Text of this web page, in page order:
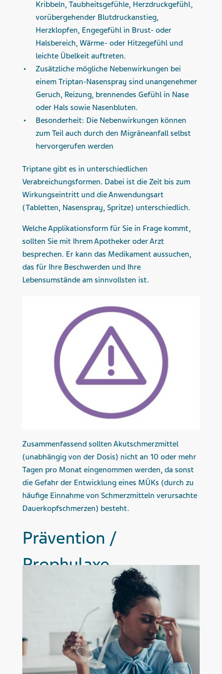
Kribbeln, Taubheitsgefühle, Herzdruckgefühl,
vorübergehender Blutdruckanstieg,
Herzklopfen, Engegefühl in Brust- oder
Halsbereich, Wärme- oder Hitzegefühl und
leichte Übelkeit auftreten.
Zusätzliche mögliche Neben­wirkungen bei
einem Triptan-Nasenspray sind unangenehmer
Geruch, Reizung, brennendes Gefühl in Nase
oder Hals sowie Nasenbluten.
Besonderheit: Die Neben­wirkungen können
zum Teil auch durch den Migräneanfall selbst
hervorgerufen werden
Triptane gibt es in unterschiedlichen
Verabreichungsformen. Dabei ist die Zeit bis zum
Wirkungseintritt und die Anwendungsart
(Tabletten, Nasenspray, Spritze) unterschiedlich.
Welche Applikationsform für Sie in Frage kommt,
sollten Sie mit Ihrem Apotheker oder Arzt
besprechen. Er kann das Medikament aussuchen,
das für Ihre Beschwerden und Ihre
Lebensumstände am sinnvollsten ist.
Zusammenfassend sollten Akutschmerzmittel
(unabhängig von der Dosis) nicht an 10 oder mehr
Tagen pro Monat eingenommen werden, da sonst
die Gefahr der Entwicklung eines MÜKs (durch zu
häufige Einnahme von Schmerzmitteln verursachte
Dauerkopfschmerzen) besteht.
Prävention /
Prophylaxe